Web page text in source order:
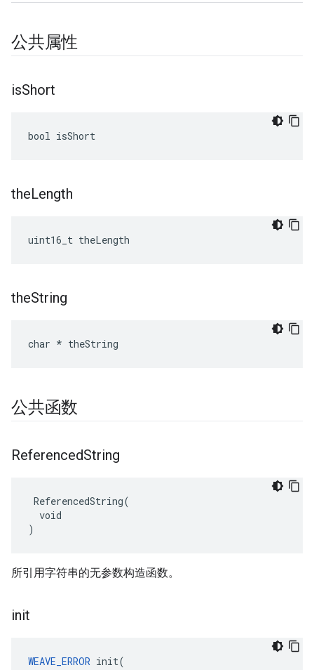
公共属性
isShort
bool isShort
theLength
uint16_t theLength
theString
char * theString
公共函数
ReferencedString
ReferencedString(
  void
)
所引用字符串的无参数构造函数。
init
WEAVE_ERROR init(